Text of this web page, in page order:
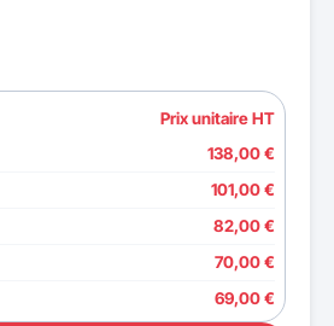
Prix unitaire HT
138,00 €
101,00 €
82,00 €
70,00 €
69,00 €